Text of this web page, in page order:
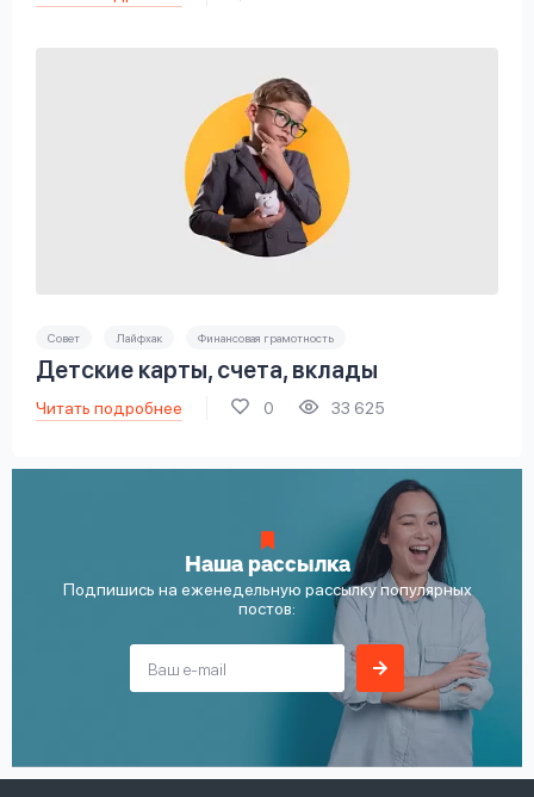
Совет Лайфхак Финансовая грамотность
Детские карты, счета, вклады
Читать подробнее 0 33 625
Наша рассылка
Подпишись на еженедельную рассылку популярных
постов: